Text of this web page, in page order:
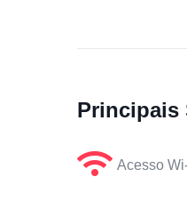
Principais
Acesso